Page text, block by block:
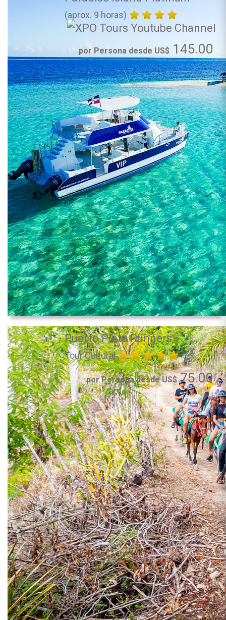
(aprox. 9 horas)
por Persona desde US$ 145.00
Puerto Plata Runners
Tour Cultural
por Persona desde US$75.00